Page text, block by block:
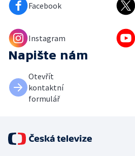
Facebook
Instagram
Napište nám
Otevřít
kontaktní
formulář